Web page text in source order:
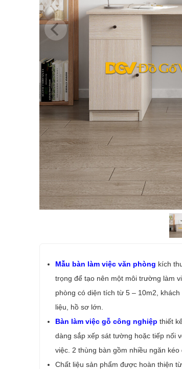
Mẫu bàn làm việc văn phòng kích
trọng để tạo nên một môi trường làm
phòng có diện tích từ 5 – 10m2,
liệu, hồ sơ lớn.
Bàn làm việc gỗ công nghiệp thiết
dàng sắp xếp sát tường hoặc tiếp nối
việc. 2 thùng bàn gồm nhiều ngăn
Chất liệu sản phẩm được hoàn thiện